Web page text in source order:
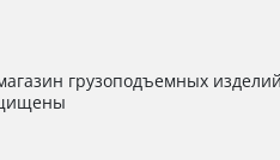
грузоподъемных